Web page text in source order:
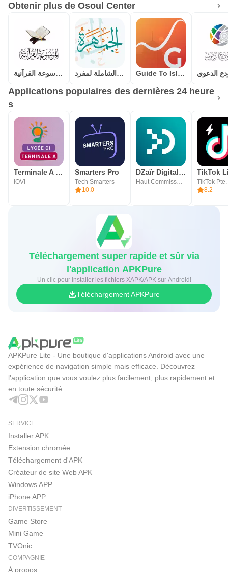
Obtenir plus de Osoul Center
الموسوعة القرآنية الجمهرة(الموسوعة الشاملة لمفرد Guide To Islam الدعوي
Applications populaires des dernières 24 heure
s
Terminale A : Cours Lycée CI
IOVI
Smarters Pro
Tech Smarters
10.0
DZaïr Digital Services
Haut Commissariat à la Numérisation
TikTok
8.2
Téléchargement super rapide et sûr via
l'application APKPure
Un clic pour installer les fichiers XAPK/APK sur Android!
Téléchargement APKPure
APKPure Lite - Une boutique d'applications Android avec une
expérience de navigation simple mais efficace. Découvrez
l'application que vous voulez plus facilement, plus rapidement et
en toute sécurité.
SERVICE
Installer APK
Extension chromée
Téléchargement d'APK
Créateur de site Web APK
Windows APP
iPhone APP
DIVERTISSEMENT
Game Store
Mini Game
TVOnic
COMPAGNIE
À propos